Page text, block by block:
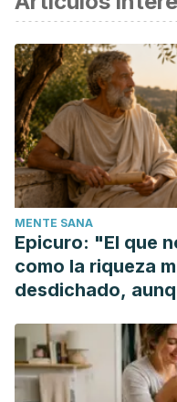
Bosset, S., Barré, P.,
André, P., … Nicolas, J.
histopathologic study
European Journal of
Manríquez JJ, Cataldo
Wrinkles.BMJ Clin Evid
22.
Thornton, M. J.
Endocrinology. https://
MENTE SANA
Epicuro: "El que
como la riqueza
desdichado,